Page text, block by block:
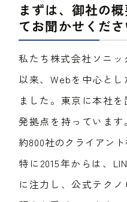
まずは、御社の
てお聞かせくださ
私たち株式会社ソニ
以来、Webを中心と
ました。東京に本社
発拠点を持っていま
約800社のクライアン
特に2015年からは、
に注力し、公式テク